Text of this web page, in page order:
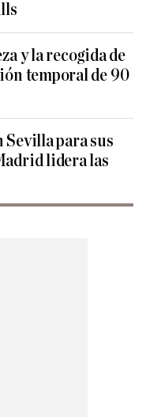
y la recogida de
temporal de 90
para sus
lidera las